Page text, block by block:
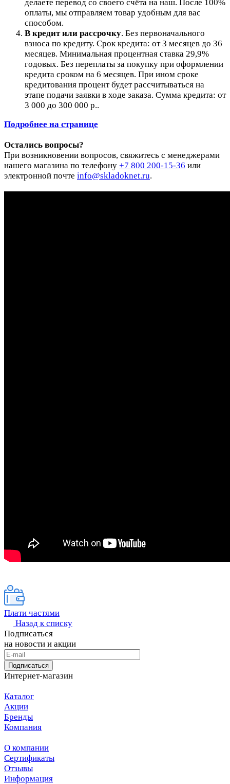
делаете перевод со своего счёта на наш. После 100%
оплаты, мы отправляем товар удобным для вас
способом.
В кредит или рассрочку. Без первоначального
взноса по кредиту. Срок кредита: от 3 месяцев до 36
месяцев. Минимальная процентная ставка 29,9%
годовых. Без переплаты за покупку при оформлении
кредита сроком на 6 месяцев. При ином сроке
кредитования процент будет рассчитываться на
этапе подачи заявки в ходе заказа. Сумма кредита: от
3 000 до 300 000 р..
Подробнее на странице
Остались вопросы?
При возникновении вопросов, свяжитесь с менеджерами
нашего магазина по телефону +7 800 200-15-36 или
электронной почте info@skladoknet.ru.
Плати частями
Назад к списку
Подписаться
на новости и акции
Подписаться
Интернет-магазин
Каталог
Акции
Бренды
Компания
О компании
Сертификаты
Отзывы
Информация